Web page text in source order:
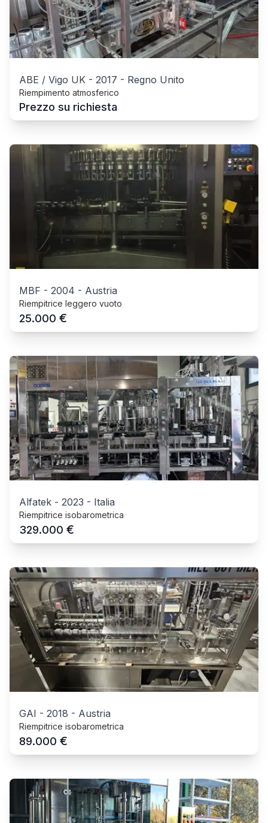
ABE / Vigo UK - 2017 - Regno Unito
Riempimento atmosferico
Prezzo su richiesta
MBF - 2004 - Austria
Riempitrice leggero vuoto
25.000 €
Alfatek - 2023 - Italia
Riempitrice isobarometrica
329.000 €
GAI - 2018 - Austria
Riempitrice isobarometrica
89.000 €